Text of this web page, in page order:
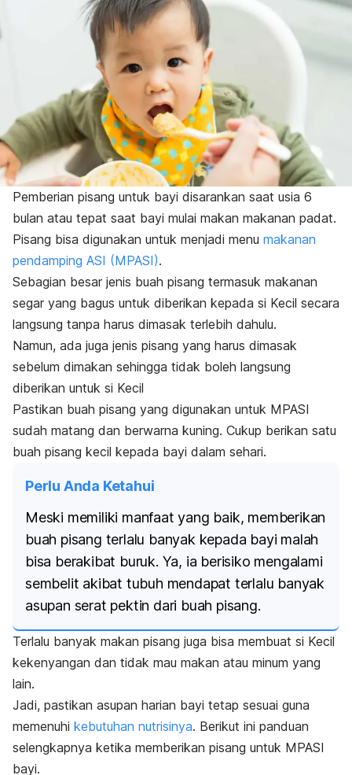
Pemberian pisang untuk bayi disarankan saat usia 6
bulan atau tepat saat bayi mulai makan makanan padat.
Pisang bisa digunakan untuk menjadi menu makanan
pendamping ASI (MPASI).
Sebagian besar jenis buah pisang termasuk makanan
segar yang bagus untuk diberikan kepada si Kecil secara
langsung tanpa harus dimasak terlebih dahulu.
Namun, ada juga jenis pisang yang harus dimasak
sebelum dimakan sehingga tidak boleh langsung
diberikan untuk si Kecil
Pastikan buah pisang yang digunakan untuk MPASI
sudah matang dan berwarna kuning. Cukup berikan satu
buah pisang kecil kepada bayi dalam sehari.
Perlu Anda Ketahui
Meski memiliki manfaat yang baik, memberikan
buah pisang terlalu banyak kepada bayi malah
bisa berakibat buruk. Ya, ia berisiko mengalami
sembelit akibat tubuh mendapat terlalu banyak
asupan serat pektin dari buah pisang.
Terlalu banyak makan pisang juga bisa membuat si Kecil
kekenyangan dan tidak mau makan atau minum yang
lain.
Jadi, pastikan asupan harian bayi tetap sesuai guna
memenuhi kebutuhan nutrisinya. Berikut ini panduan
selengkapnya ketika memberikan pisang untuk MPASI
bayi.